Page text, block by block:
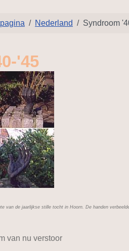
Nederland Syndroom
'45
van de jaarlijkse stille tocht in Hoorn. De handen
van nu verstoor